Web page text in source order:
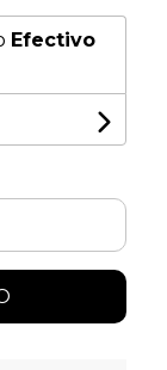
Efectivo